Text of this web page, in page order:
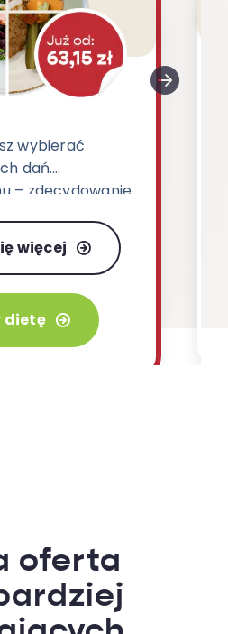
wybierać
dań.
– zdecydowanie
więcej
dietę
oferta